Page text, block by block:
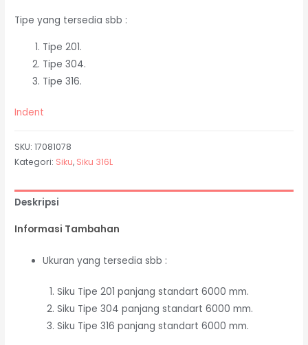
Tipe yang tersedia sbb :
Tipe 201.
Tipe 304.
Tipe 316.
Indent
SKU:17081078
Kategori: Siku, Siku 316L
Deskripsi
Informasi Tambahan
Ukuran yang tersedia sbb :
Siku Tipe 201 panjang standart 6000 mm.
Siku Tipe 304 panjang standart 6000 mm.
Siku Tipe 316 panjang standart 6000 mm.